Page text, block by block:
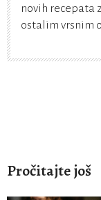
novih recepata
ostalim vrsnim
Pročitajte još